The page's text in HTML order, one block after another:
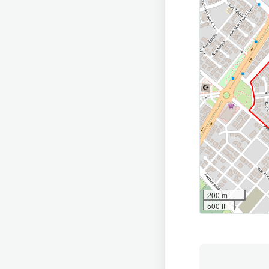
200 m
500 ft